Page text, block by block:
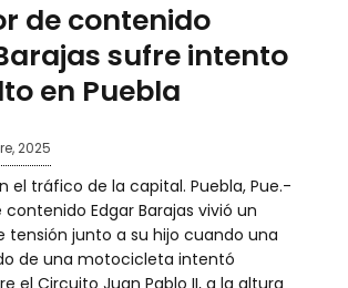
de contenido
sufre intento
en Puebla
2025
el tráfico de la capital. Puebla, Pue.-
contenido Edgar Barajas vivió un
junto a su hijo cuando una
de una motocicleta intentó
el Circuito Juan Pablo II, a la altura